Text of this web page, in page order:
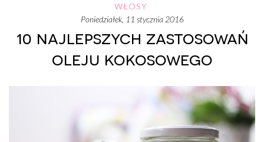
WŁOSY
poniedziałek, 11 stycznia 2016
10 najlepszych zastosowań
oleju kokosowego